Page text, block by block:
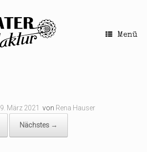
Menü
9. März 2021 von Rena Hauser
Nächstes →